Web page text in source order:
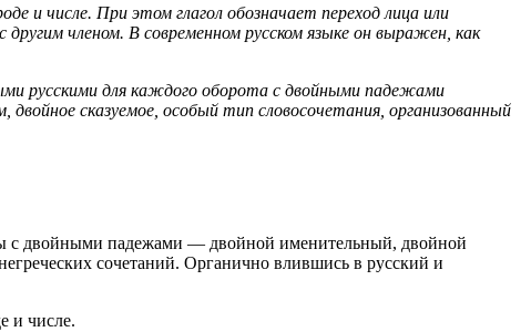
и числе. При этом глагол обозначает переход лица или
членом. В современном русском языке он выражен, как
русскими для каждого оборота с двойными падежами
сказуемое, особый тип словосочетания, организованный
с двойными падежами — двойной именительный, двойной
сочетаний. Органично влившись в русский и
и числе.